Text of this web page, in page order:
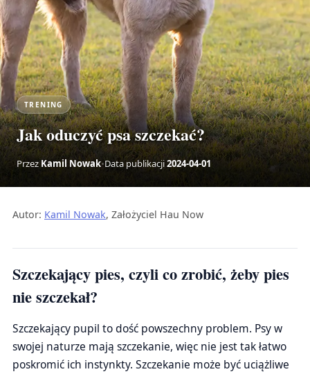
TRENING
Jak oduczyć psa szczekać?
Przez Kamil Nowak•Data publikacji2024-04-01
Autor: Kamil Nowak, Założyciel Hau Now
Szczekający pies, czyli co zrobić, żeby pies
nie szczekał?
Szczekający pupil to dość powszechny problem. Psy w
swojej naturze mają szczekanie, więc nie jest tak łatwo
poskromić ich instynkty. Szczekanie może być uciążliwe